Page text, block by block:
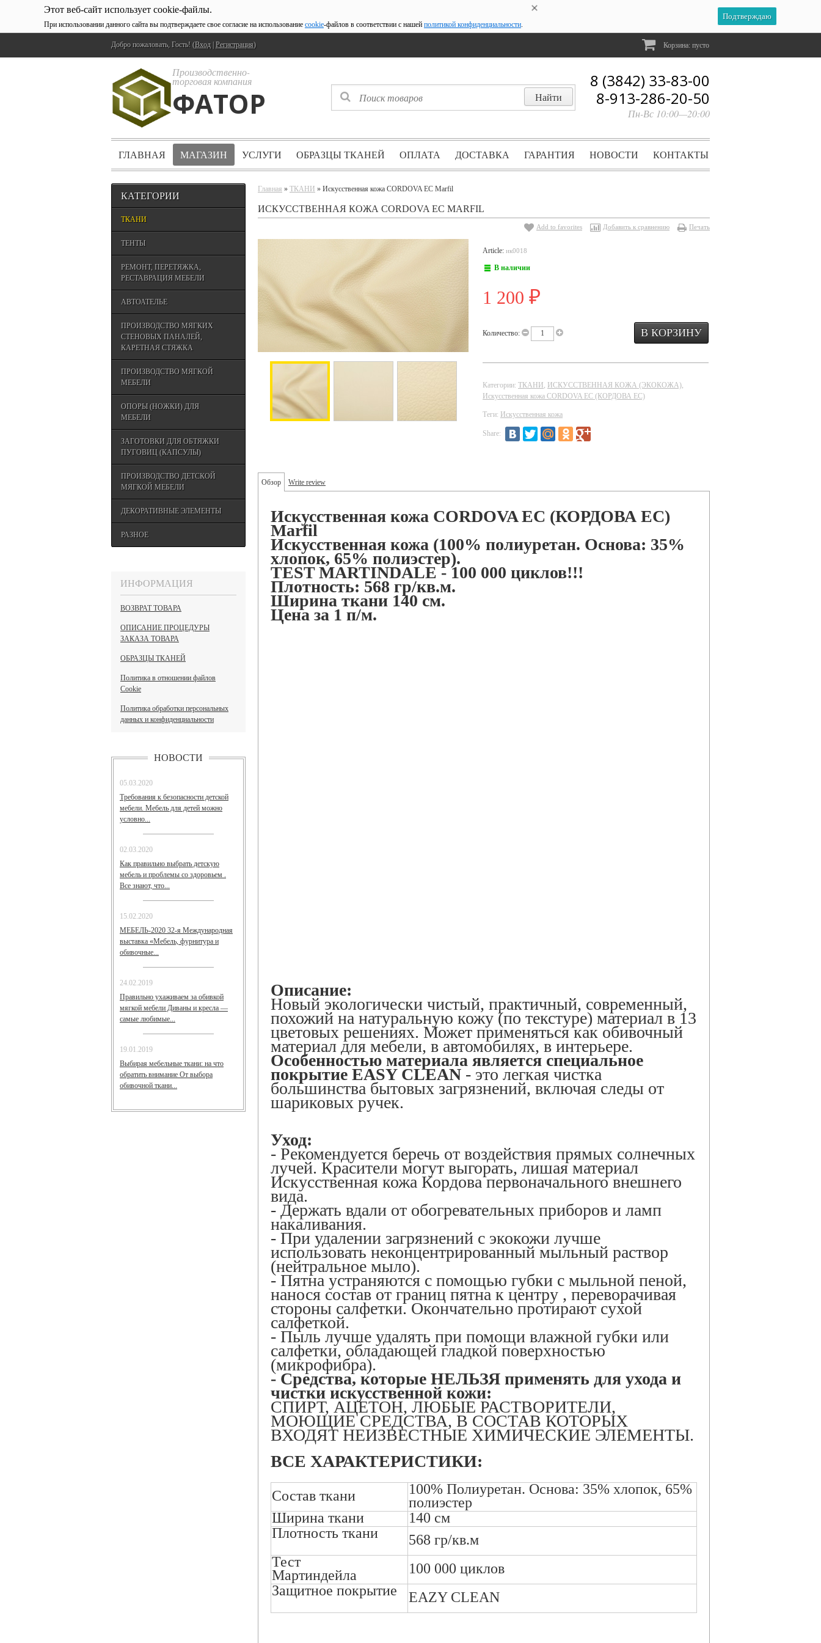
Этот веб-сайт использует cookie-файлы.
При использовании данного сайта вы подтверждаете свое согласие на использование cookie-файлов в соответствии с нашей политикой конфиденциальности.
Подтверждаю
Добро пожаловать, Гость! (Вход Регистрация) Корзина: пусто
Производственно-
торговая компания
ФАТОР
8 (3842) 33-83-00
8-913-286-20-50
Пн-Вс 10:00—20:00
ГЛАВНАЯ МАГАЗИН УСЛУГИ ОБРАЗЦЫ ТКАНЕЙ ОПЛАТА ДОСТАВКА ГАРАНТИЯ НОВОСТИ КОНТАКТЫ
КАТЕГОРИИ
ТКАНИ
ТЕНТЫ
РЕМОНТ, ПЕРЕТЯЖКА,
РЕСТАВРАЦИЯ МЕБЕЛИ
АВТОАТЕЛЬЕ
ПРОИЗВОДСТВО МЯГКИХ
СТЕНОВЫХ ПАНАЛЕЙ,
КАРЕТНАЯ СТЯЖКА
ПРОИЗВОДСТВО МЯГКОЙ
МЕБЕЛИ
ОПОРЫ (НОЖКИ) ДЛЯ
МЕБЕЛИ
ЗАГОТОВКИ ДЛЯ ОБТЯЖКИ
ПУГОВИЦ (КАПСУЛЫ)
ПРОИЗВОДСТВО ДЕТСКОЙ
МЯГКОЙ МЕБЕЛИ
ДЕКОРАТИВНЫЕ ЭЛЕМЕНТЫ
РАЗНОЕ
ИНФОРМАЦИЯ
ВОЗВРАТ ТОВАРА
ОПИСАНИЕ ПРОЦЕДУРЫ
ЗАКАЗА ТОВАРА
ОБРАЗЦЫ ТКАНЕЙ
Политика в отношении файлов
Cookie
Политика обработки персональных
данных и конфиденциальности
НОВОСТИ
05.03.2020
Требования к безопасности детской
мебели. Мебель для детей можно
условно...
02.03.2020
Как правильно выбрать детскую
мебель и проблемы со здоровьем .
Все знают, что...
15.02.2020
МЕБЕЛЬ-2020 32-я Международная
выставка «Мебель, фурнитура и
обивочные...
24.02.2019
Правильно ухаживаем за обивкой
мягкой мебели Диваны и кресла —
самые любимые...
19.01.2019
Выбирая мебельные ткани: на что
обратить внимание От выбора
обивочной ткани...
Главная » ТКАНИ » Искусственная кожа CORDOVA EC Marfil
ИСКУССТВЕННАЯ КОЖА CORDOVA EC MARFIL
Add to favorites Добавить к сравнению Печать
Article: ик0018
В наличии
1 200 ₽
Количество:
Категории: ТКАНИ , ИСКУССТВЕННАЯ КОЖА (ЭКОКОЖА),
Искусственная кожа CORDOVA EC (КОРДОВА ЕС)
Теги: Искусственная кожа
Share:
Обзор Write review
Искусственная кожа CORDOVA EC (КОРДОВА ЕС)
Marfil
Искусственная кожа (100% полиуретан. Основа: 35%
хлопок, 65% полиэстер).
TEST MARTINDALE - 100 000 циклов!!!
Плотность: 568 гр/кв.м.
Ширина ткани 140 см.
Цена за 1 п/м.
Описание:
Новый экологически чистый, практичный, современный,
похожий на натуральную кожу (по текстуре) материал в 13
цветовых решениях. Может применяться как обивочный
материал для мебели, в автомобилях, в интерьере.
Особенностью материала является специальное
покрытие EASY CLEAN - это легкая чистка
большинства бытовых загрязнений, включая следы от
шариковых ручек.
Уход:
- Рекомендуется беречь от воздействия прямых солнечных
лучей. Красители могут выгорать, лишая материал
Искусственная кожа Кордова первоначального внешнего
вида.
- Держать вдали от обогревательных приборов и ламп
накаливания.
- При удалении загрязнений с экокожи лучше
использовать неконцентрированный мыльный раствор
(нейтральное мыло).
- Пятна устраняются с помощью губки с мыльной пеной,
нанося состав от границ пятна к центру , переворачивая
стороны салфетки. Окончательно протирают сухой
салфеткой.
- Пыль лучше удалять при помощи влажной губки или
салфетки, обладающей гладкой поверхностью
(микрофибра).
- Средства, которые НЕЛЬЗЯ применять для ухода и
чистки искусственной кожи:
СПИРТ, АЦЕТОН, ЛЮБЫЕ РАСТВОРИТЕЛИ,
МОЮЩИЕ СРЕДСТВА, В СОСТАВ КОТОРЫХ
ВХОДЯТ НЕИЗВЕСТНЫЕ ХИМИЧЕСКИЕ ЭЛЕМЕНТЫ.
ВСЕ ХАРАКТЕРИСТИКИ:
Состав ткани
100% Полиуретан. Основа: 35% хлопок, 65%
полиэстер
Ширина ткани
140 см
Плотность ткани
568 гр/кв.м
Тест
Мартиндейла
100 000 циклов
Защитное покрытие
..........
EAZY CLEAN